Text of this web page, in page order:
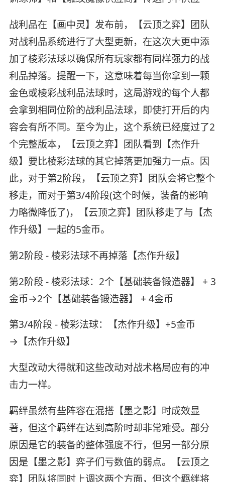
战利品在【画中灵】发布前，【云顶之弈】团队
对战利品系统进行了大型更新，在这次大更中添
加了棱彩法球以确保所有玩家都有同样强力的战
利品掉落。提醒一下，这意味着每当你拿到一颗
金色或棱彩战利品法球时，这局游戏的每个人都
会拿到相同位阶的战利品法球，即使打开后的内
容会有所不同。至今为止，这个系统已经度过了2
个完整版本，【云顶之弈】团队看到【杰作升
级】要比棱彩法球的其它掉落更加强力一点。因
此，对于第2阶段，【云顶之弈】团队会将它整个
移走，而对于第3/4阶段(这个时候，装备的影响
力略微降低了)，【云顶之弈】团队移走了与【杰
作升级】一起的5金币。
第2阶段 - 棱彩法球不再掉落【杰作升级】
第2阶段 - 棱彩法球：2个【基础装备锻造器】 + 3
金币→2个【基础装备锻造器】 + 4金币
第3/4阶段 - 棱彩法球：【杰作升级】+5金币
→【杰作升级】
大型改动大得就和这些改动对战术格局应有的冲
击力一样。
羁绊虽然有些阵容在混搭【墨之影】时成效显
著，但这个羁绊在达到高阶时却非常难受。部分
原因是它的装备的整体强度不行，但另一部分原
因是【墨之影】弈子们亏数值的弱点。【云顶之
弈】团队将同时上调这两个方面，但这个羁绊将